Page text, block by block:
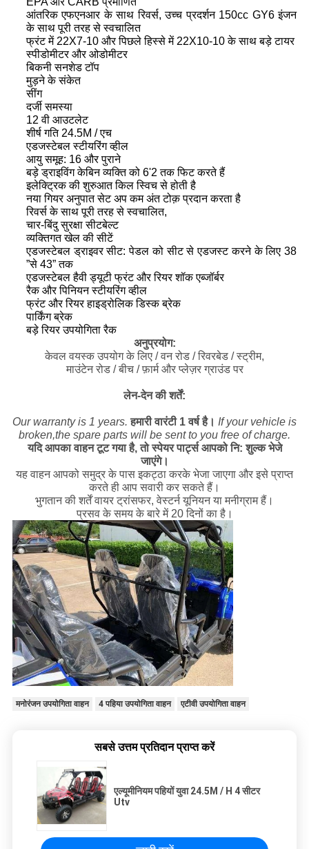
आंतरिक एफएनआर के साथ रिवर्स, उच्च प्रदर्शन 150cc GY6 इंजन
के साथ पूरी तरह से स्वचालित
फ्रंट में 22X7-10 और पिछले हिस्से में 22X10-10 के साथ बड़े टायर
स्पीडोमीटर और ओडोमीटर
बिकनी सनशेड टॉप
मुड़ने के संकेत
सींग
दर्जी समस्या
12 वी आउटलेट
शीर्ष गति 24.5M / एच
एडजस्टेबल स्टीयरिंग व्हील
आयु समूह: 16 और पुराने
बड़े ड्राइविंग केबिन व्यक्ति को 6'2 तक फिट करते हैं
इलेक्ट्रिक की शुरुआत किल स्विच से होती है
नया गियर अनुपात सेट अप कम अंत टोक़ प्रदान करता है
रिवर्स के साथ पूरी तरह से स्वचालित,
चार-बिंदु सुरक्षा सीटबेल्ट
व्यक्तिगत खेल की सीटें
एडजस्टेबल ड्राइवर सीट: पेडल को सीट से एडजस्ट करने के लिए 38
”से 43” तक
एडजस्टेबल हैवी ड्यूटी फ्रंट और रियर शॉक एब्जॉर्बर
रैक और पिनियन स्टीयरिंग व्हील
फ्रंट और रियर हाइड्रोलिक डिस्क ब्रेक
पार्किंग ब्रेक
बड़े रियर उपयोगिता रैक
अनुप्रयोग:
केवल वयस्क उपयोग के लिए / वन रोड / रिवरबेड / स्ट्रीम,
माउंटेन रोड / बीच / फ़ार्म और प्लेज़र ग्राउंड पर
लेन-देन की शर्तें:
Our warranty is 1 years. हमारी वारंटी 1 वर्ष है। If your vehicle is
broken,the spare parts will be sent to you free of charge.
यदि आपका वाहन टूट गया है, तो स्पेयर पार्ट्स आपको नि: शुल्क भेजे
जाएंगे।
यह वाहन आपको समुद्र के पास इकट्ठा करके भेजा जाएगा और इसे प्राप्त
करते ही आप सवारी कर सकते हैं।
भुगतान की शर्तें वायर ट्रांसफर, वेस्टर्न यूनियन या मनीग्राम हैं।
प्रसव के समय के बारे में 20 दिनों का है।
मनोरंजन उपयोगिता वाहन 4 पहिया उपयोगिता वाहन एटीवी उपयोगिता वाहन
सबसे उत्तम प्रतिदान प्राप्त करें
एल्यूमीनियम पहियों युवा 24.5M / H 4 सीटर
Utv